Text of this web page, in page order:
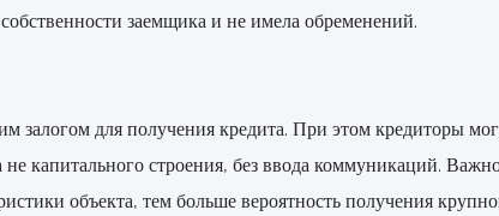
заемщика и не имела обременений.
залогом для получения кредита. При этом кредиторы
капитального строения, без ввода коммуникаций.
объекта, тем больше вероятность получения